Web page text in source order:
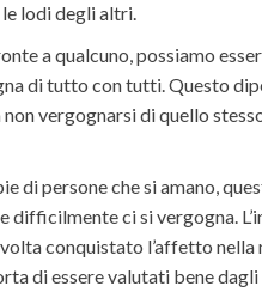
lodi degli altri.
a qualcuno, possiamo
di tutto con tutti. Questo
vergognarsi di quello
persone che si amano,
ci si vergogna.
conquistato l’affetto
di essere valutati bene